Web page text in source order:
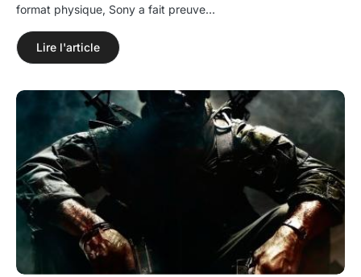
format physique, Sony a fait preuve…
Lire l'article